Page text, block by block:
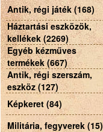
Antik, régi játék (168)
Háztartási eszközök,
kellékek (2269)
Egyéb kézműves
termékek (667)
Antik, régi szerszám,
eszköz (127)
Képkeret (84)
Militária, fegyverek (15)